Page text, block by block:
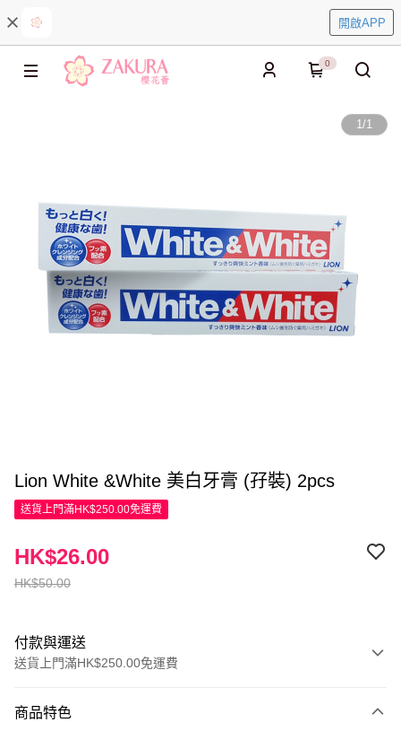
開啟APP
0
1/1
Lion White &White 美白牙膏 (孖裝) 2pcs
送貨上門滿HK$250.00免運費
HK$50.00
HK$26.00
付款與運送
送貨上門滿HK$250.00免運費
信用卡
商品特色